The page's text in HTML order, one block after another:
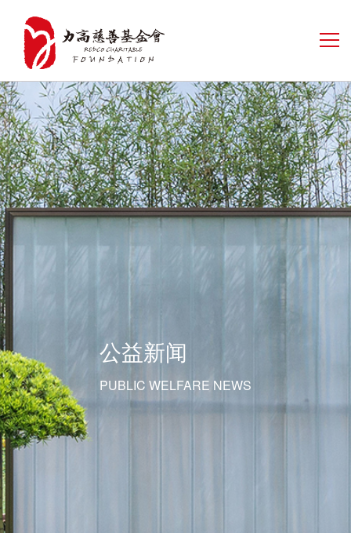
首页
关于我们
公益新闻
公益项目
信息公开
联系我们
公益新闻
PUBLIC WELFARE NEWS